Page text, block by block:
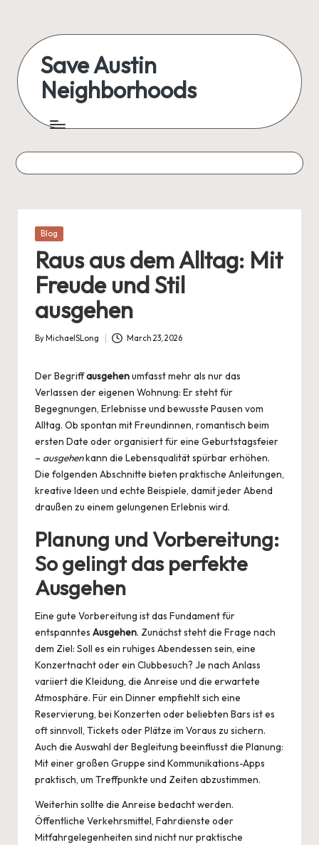
content
Save Austin
Neighborhoods
Austin
everything
Posted
Blog
Raus aus dem Alltag: Mit
Freude und Stil
ausgehen
Posted
By MichaelSLong March 23, 2026
Der Begriffausgehenumfasst mehr als nur das
Verlassen der eigenen Wohnung: Er steht für
Begegnungen, Erlebnisse und bewusste Pausen vom
Alltag. Ob spontan mit Freundinnen, romantisch beim
ersten Date oder organisiert für eine Geburtstagsfeier
– ausgehenkann die Lebensqualität spürbar erhöhen.
Die folgenden Abschnitte bieten praktische Anleitungen,
kreative Ideen und echte Beispiele, damit jeder Abend
draußen zu einem gelungenen Erlebnis wird.
Planung und Vorbereitung:
So gelingt das perfekte
Ausgehen
Eine gute Vorbereitung ist das Fundament für
entspanntes Ausgehen. Zunächst steht die Frage nach
dem Ziel: Soll es ein ruhiges Abendessen sein, eine
Konzertnacht oder ein Clubbesuch? Je nach Anlass
variiert die Kleidung, die Anreise und die erwartete
Atmosphäre. Für ein Dinner empfiehlt sich eine
Reservierung, bei Konzerten oder beliebten Bars ist es
oft sinnvoll, Tickets oder Plätze im Voraus zu sichern.
Auch die Auswahl der Begleitung beeinflusst die Planung:
Mit einer großen Gruppe sind Kommunikations-Apps
praktisch, um Treffpunkte und Zeiten abzustimmen.
Weiterhin sollte die Anreise bedacht werden.
Öffentliche Verkehrsmittel, Fahrdienste oder
Mitfahrgelegenheiten sind nicht nur praktische